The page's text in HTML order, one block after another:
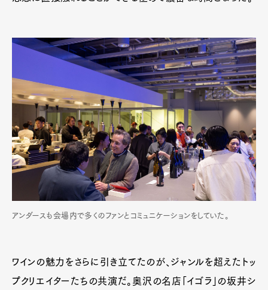
アンダースも会場内で多くのファンとコミュニケーションをしていた。
ワインの魅力をさらに引き立てたのが、ジャンルを超えたトッ
プクリエイターたちの共演だ。奥沢の名店「イゴラ」の坂井シ